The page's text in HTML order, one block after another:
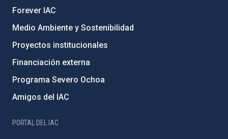
Forever IAC
Medio Ambiente y Sostenibilidad
Proyectos institucionales
Financiación externa
Programa Severo Ochoa
Amigos del IAC
PORTAL DEL IAC